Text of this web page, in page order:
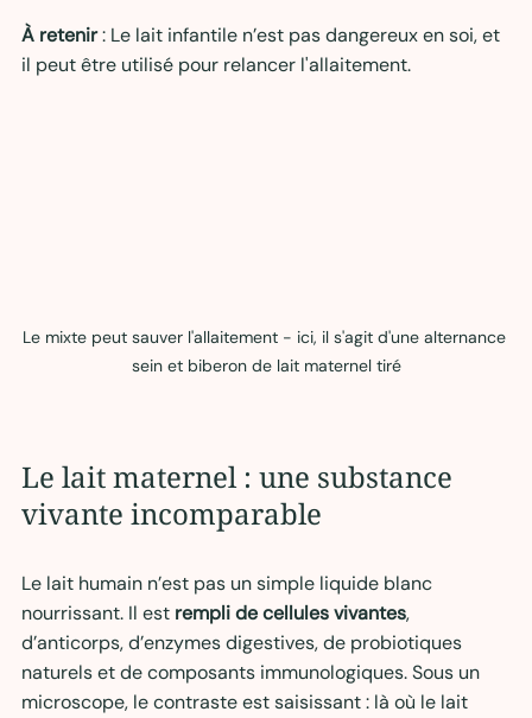
À retenir : Le lait infantile n’est pas dangereux en soi, et
il peut être utilisé pour relancer l'allaitement.
Le mixte peut sauver l'allaitement - ici, il s'agit d'une alternance
sein et biberon de lait maternel tiré
Le lait maternel : une substance
vivante incomparable
Le lait humain n’est pas un simple liquide blanc
nourrissant. Il est rempli de cellules vivantes,
d’anticorps, d’enzymes digestives, de probiotiques
naturels et de composants immunologiques. Sous un
microscope, le contraste est saisissant : là où le lait